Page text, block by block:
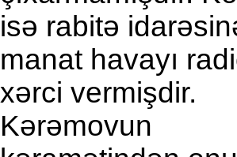
isə rabitə
manat havayı
xərci vermişdir.
Kərəmovun